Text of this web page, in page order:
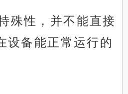
殊性，并不能直接
设备能正常运行的